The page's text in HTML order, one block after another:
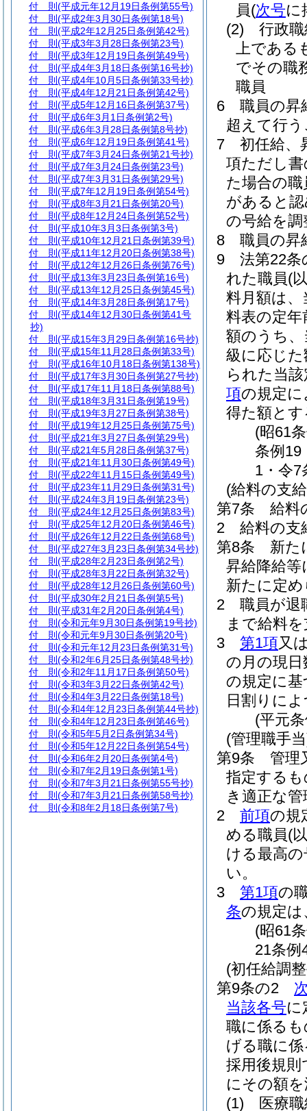
員(次号に
(2)
行政
上である
でその職
職員
6
職員の昇
超えて行
7
初任給、
項ただし
た場合の
があると
の号給を
8
職員の昇
9
法第22条
れた職員(
料月額は、
料表の定年
額のうち
級に応じ
られた当
項の規定
得た額とす
(昭61
条例19
1・令7
(給料の支
第7条
給料
2
給料の支
第8条
新た
昇給降給
新たに定
2
職員が退
まで給料
3
第1項又
の月の現
の規定に
日割りに
(平元
(管理職手
第9条
管理
指定する
き適正な
2
前項の規
める職員(
ける最高
い。
3
第1項の
条の規定
(昭61
21条例
(初任給調
第9条の2
当該各号に
職に係る
げる職に
採用後規
にその額
(1)
医療
付 則 (平成元年12月19日条例第55号)
付 則 (平成2年3月30日条例第18号)
付 則 (平成2年12月25日条例第42号)
付 則 (平成3年3月28日条例第23号)
付 則 (平成3年12月19日条例第49号)
付 則 (平成4年3月18日条例第16号抄)
付 則 (平成4年10月5日条例第33号抄)
付 則 (平成4年12月21日条例第42号)
付 則 (平成5年12月16日条例第37号)
付 則 (平成6年3月1日条例第2号)
付 則 (平成6年3月28日条例第8号抄)
付 則 (平成6年12月19日条例第41号)
付 則 (平成7年3月24日条例第21号抄)
付 則 (平成7年3月24日条例第23号)
付 則 (平成7年3月31日条例第29号)
付 則 (平成7年12月19日条例第54号)
付 則 (平成8年3月21日条例第20号)
付 則 (平成8年12月24日条例第52号)
付 則 (平成10年3月3日条例第3号)
付 則 (平成10年12月21日条例第39号)
付 則 (平成11年12月20日条例第38号)
付 則 (平成12年12月26日条例第76号)
付 則 (平成13年3月23日条例第16号)
付 則 (平成13年12月25日条例第45号)
付 則 (平成14年3月28日条例第17号)
付 則 (平成14年12月30日条例第41号
抄)
付 則 (平成15年3月29日条例第16号抄)
付 則 (平成15年11月28日条例第33号)
付 則 (平成16年10月18日条例第138号)
付 則 (平成17年3月30日条例第27号抄)
付 則 (平成17年11月18日条例第88号)
付 則 (平成18年3月31日条例第19号)
付 則 (平成19年3月27日条例第38号)
付 則 (平成19年12月25日条例第75号)
付 則 (平成21年3月27日条例第29号)
付 則 (平成21年5月28日条例第37号)
付 則 (平成21年11月30日条例第49号)
付 則 (平成22年11月15日条例第49号)
付 則 (平成23年11月29日条例第31号)
付 則 (平成24年3月19日条例第23号)
付 則 (平成24年12月25日条例第83号)
付 則 (平成25年12月20日条例第46号)
付 則 (平成26年12月22日条例第68号)
付 則 (平成27年3月23日条例第34号抄)
付 則 (平成28年2月23日条例第2号)
付 則 (平成28年3月22日条例第32号)
付 則 (平成28年12月26日条例第60号)
付 則 (平成30年2月21日条例第5号)
付 則 (平成31年2月20日条例第4号)
付 則 (令和元年9月30日条例第19号抄)
付 則 (令和元年9月30日条例第20号)
付 則 (令和元年12月23日条例第31号)
付 則 (令和2年6月25日条例第48号抄)
付 則 (令和2年11月17日条例第50号)
付 則 (令和3年3月22日条例第42号)
付 則 (令和4年3月22日条例第18号)
付 則 (令和4年12月23日条例第44号抄)
付 則 (令和4年12月23日条例第46号)
付 則 (令和5年5月2日条例第34号)
付 則 (令和5年12月22日条例第54号)
付 則 (令和6年2月20日条例第4号)
付 則 (令和7年2月19日条例第1号)
付 則 (令和7年3月21日条例第55号抄)
付 則 (令和7年3月21日条例第58号抄)
付 則 (令和8年2月18日条例第7号)